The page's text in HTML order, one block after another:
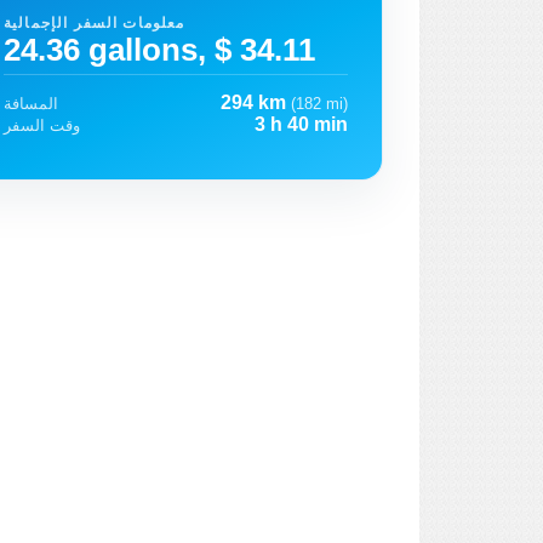
معلومات السفر الإجمالية
24.36 gallons, $ 34.11
المسافة 294 km (182 mi)
وقت السفر
3 h 40 min